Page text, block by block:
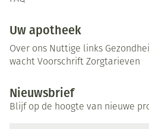
Uw apotheek
Over ons Nuttige links
wacht Voorschrift Zorgtarieven
Nieuwsbrief
Blijf op de hoogte van nieuwe